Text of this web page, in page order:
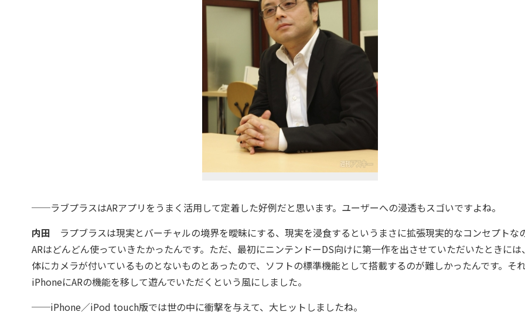
──ラブプラスはARアプリをうまく活用して定着した好例だと思います。ユーザーへの浸透もスゴいですよね。
内田 ラプブラスは現実とバーチャルの境界を曖昧にする、現実を浸食するというまさに拡張現実的なコンセプトな
ARはどんどん使っていきたかったんです。ただ、最初にニンテンドーDS向けに第一作を出させていただいたときには
体にカメラが付いているものとないものとあったので、ソフトの標準機能として搭載するのが難しかったんです。そ
iPhoneにARの機能を移して遊んでいただくという風にしました。
──iPhone／iPod touch版では世の中に衝撃を与えて、大ヒットしましたね。